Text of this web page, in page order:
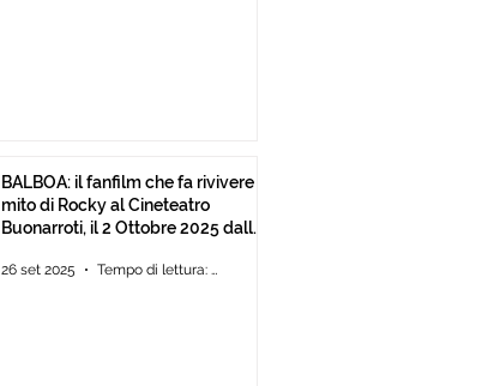
BALBOA: il fanfilm che fa rivivere il
mito di Rocky al Cineteatro
Buonarroti, il 2 Ottobre 2025 dalle
26 set 2025 Tempo di lettura: 1 min